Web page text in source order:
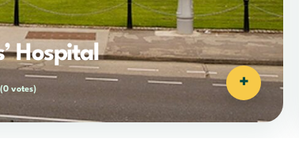
Hospital
(0 votes) +